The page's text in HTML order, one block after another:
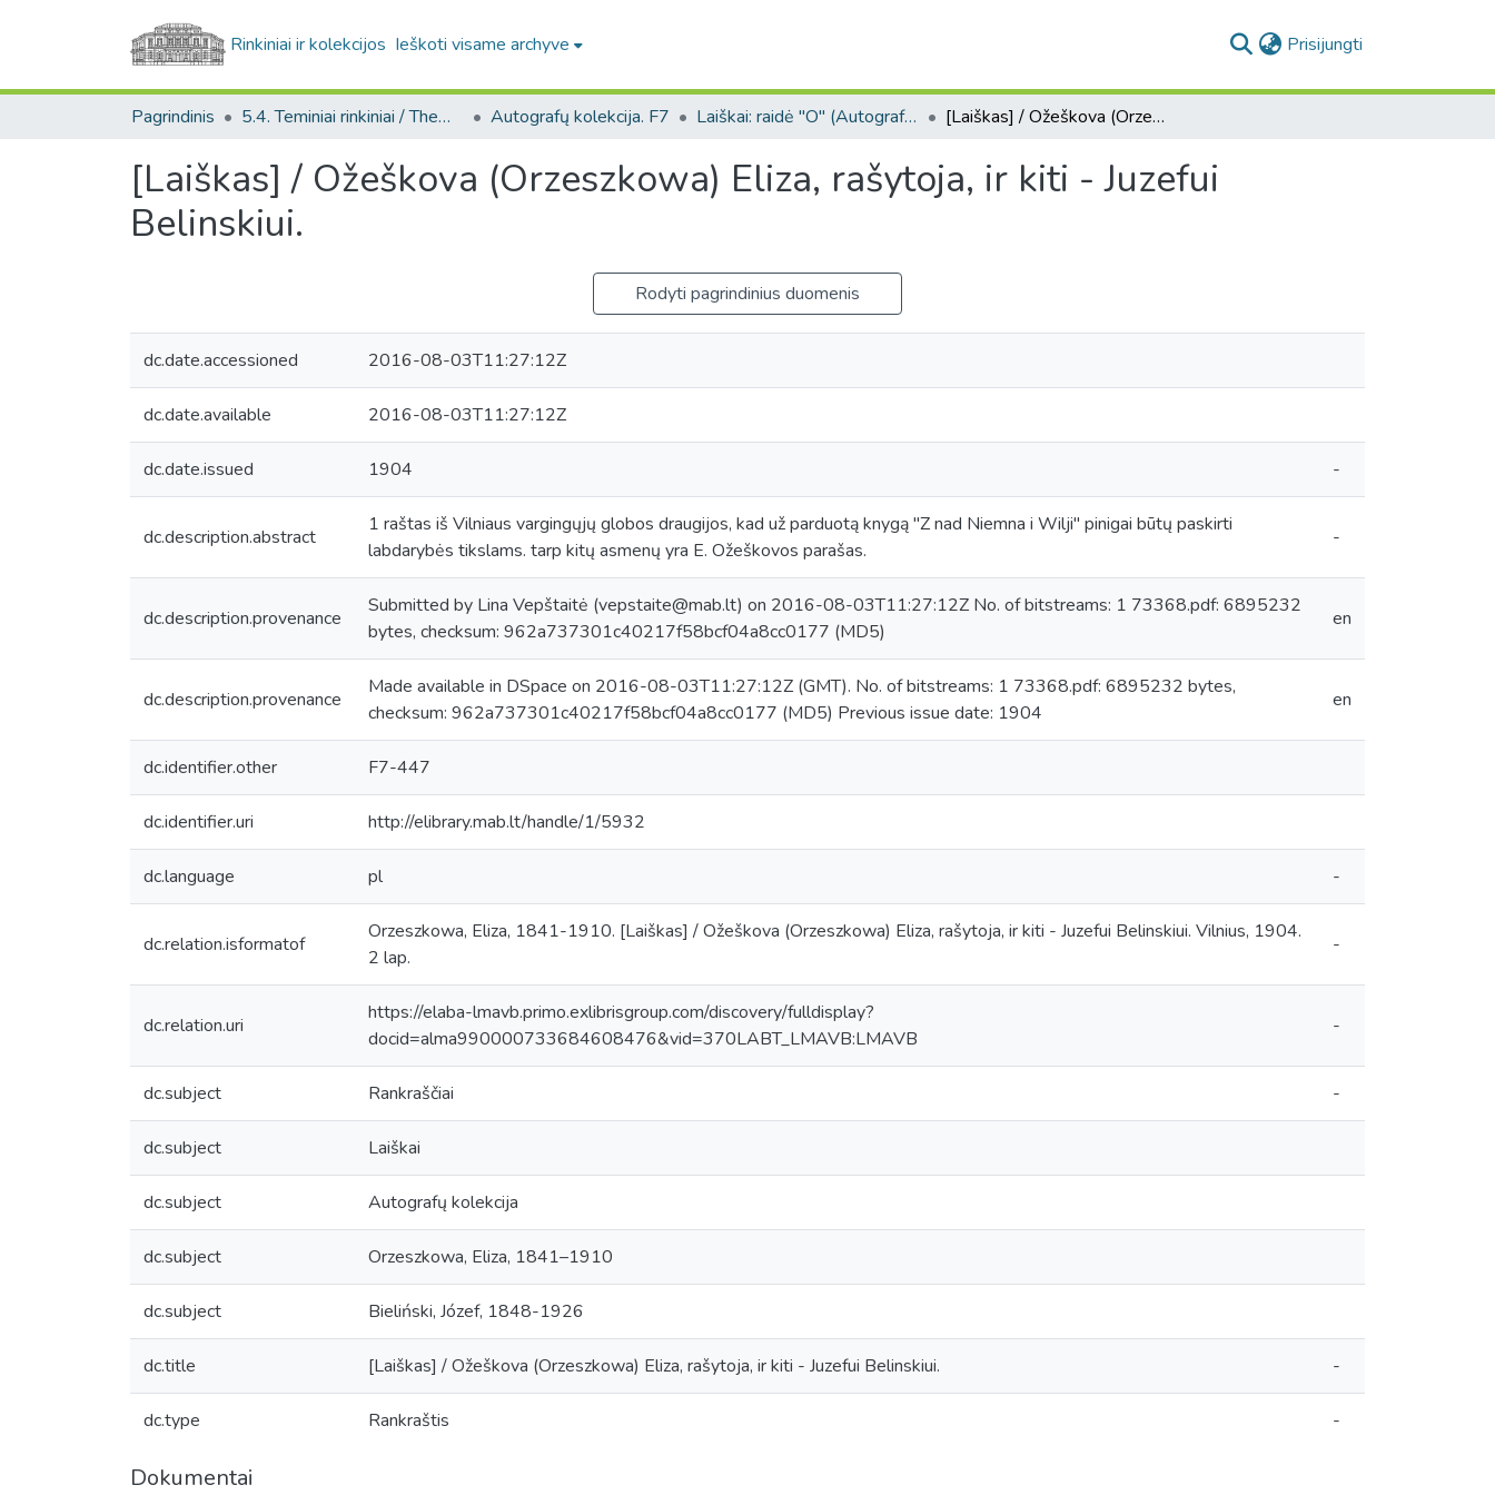
Rinkiniai ir kolekcijos Ieškoti visame archyve Prisijungti
Pagrindinis 5.4. Teminiai rinkiniai / Thematic collections Autografų kolekcija. F7 Laiškai: raidė "O" (Autografų kolekcija. F7) [Laiškas] / Ožeškova (Orzeszkowa) Eliza, rašytoja, ir kiti - Juzefui Belinskiui.
[Laiškas] / Ožeškova (Orzeszkowa) Eliza, rašytoja, ir kiti - Juzefui
Belinskiui.
Rodyti pagrindinius duomenis
dc.date.accessioned 2016-08-03T11:27:12Z
dc.date.available 2016-08-03T11:27:12Z
dc.date.issued 1904 -
dc.description.abstract
1 raštas iš Vilniaus vargingųjų globos draugijos, kad už parduotą knygą "Z nad Niemna i Wilji" pinigai būtų paskirti
labdarybės tikslams. tarp kitų asmenų yra E. Ožeškovos parašas.
-
dc.description.provenance
Submitted by Lina Vepštaitė (vepstaite@mab.lt) on 2016-08-03T11:27:12Z No. of bitstreams: 1 73368.pdf: 6895232
bytes, checksum: 962a737301c40217f58bcf04a8cc0177 (MD5)
en
dc.description.provenance
Made available in DSpace on 2016-08-03T11:27:12Z (GMT). No. of bitstreams: 1 73368.pdf: 6895232 bytes,
checksum: 962a737301c40217f58bcf04a8cc0177 (MD5) Previous issue date: 1904
en
dc.identifier.other F7-447
dc.identifier.uri http://elibrary.mab.lt/handle/1/5932
dc.language pl -
dc.relation.isformatof
Orzeszkowa, Eliza, 1841-1910. [Laiškas] / Ožeškova (Orzeszkowa) Eliza, rašytoja, ir kiti - Juzefui Belinskiui. Vilnius, 1904.
2 lap.
-
dc.relation.uri
https://elaba-lmavb.primo.exlibrisgroup.com/discovery/fulldisplay?
docid=alma990000733684608476&vid=370LABT_LMAVB:LMAVB
-
dc.subject Rankraščiai -
dc.subject Laiškai
dc.subject Autografų kolekcija
dc.subject Orzeszkowa, Eliza, 1841–1910
dc.subject Bieliński, Józef, 1848-1926
dc.title [Laiškas] / Ožeškova (Orzeszkowa) Eliza, rašytoja, ir kiti - Juzefui Belinskiui. -
dc.type Rankraštis -
Dokumentai